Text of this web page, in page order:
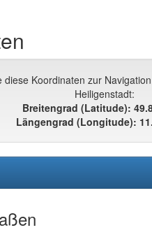
diese Koordinaten zur
Heiligenstadt:
Breitengrad (Latitude):
Längengrad (Longitude):